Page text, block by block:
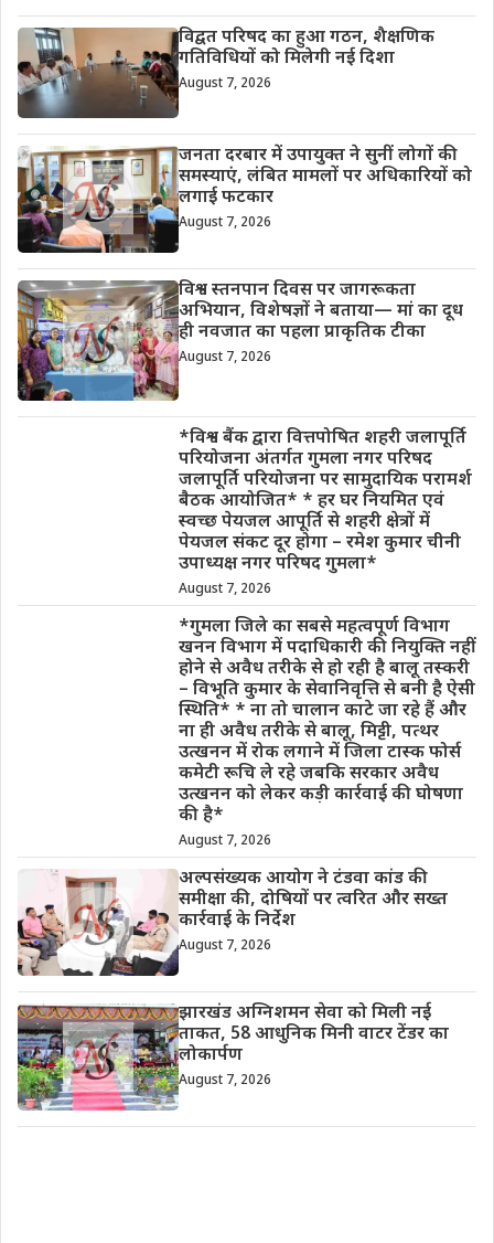
विद्वत परिषद का हुआ गठन, शैक्षणिक
गतिविधियों को मिलेगी नई दिशा
August 7, 2026
जनता दरबार में उपायुक्त ने सुनीं लोगों की
समस्याएं, लंबित मामलों पर अधिकारियों को
लगाई फटकार
August 7, 2026
विश्व स्तनपान दिवस पर जागरूकता
अभियान, विशेषज्ञों ने बताया— मां का दूध
ही नवजात का पहला प्राकृतिक टीका
August 7, 2026
*विश्व बैंक द्वारा वित्तपोषित शहरी जलापूर्ति
परियोजना अंतर्गत गुमला नगर परिषद
जलापूर्ति परियोजना पर सामुदायिक परामर्श
बैठक आयोजित* * हर घर नियमित एवं
स्वच्छ पेयजल आपूर्ति से शहरी क्षेत्रों में
पेयजल संकट दूर होगा – रमेश कुमार चीनी
उपाध्यक्ष नगर परिषद गुमला*
August 7, 2026
*गुमला जिले का सबसे महत्वपूर्ण विभाग
खनन विभाग में पदाधिकारी की नियुक्ति नहीं
होने से अवैध तरीके से हो रही है बालू तस्करी
– विभूति कुमार के सेवानिवृत्ति से बनी है ऐसी
स्थिति* * ना तो चालान काटे जा रहे हैं और
ना ही अवैध तरीके से बालू, मिट्टी, पत्थर
उत्खनन में रोक लगाने में जिला टास्क फोर्स
कमेटी रूचि ले रहे जबकि सरकार अवैध
उत्खनन को लेकर कड़ी कार्रवाई की घोषणा
की है*
August 7, 2026
अल्पसंख्यक आयोग ने टंडवा कांड की
समीक्षा की, दोषियों पर त्वरित और सख्त
कार्रवाई के निर्देश
August 7, 2026
झारखंड अग्निशमन सेवा को मिली नई
ताकत, 58 आधुनिक मिनी वाटर टेंडर का
लोकार्पण
August 7, 2026